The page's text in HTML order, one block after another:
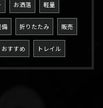
お洒落 軽量
備 折りたたみ 販売
おすすめ トレイル